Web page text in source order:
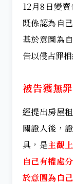
12月8日變
既係認為自
基於意圖為
告以侵占罪相
被告獲無
經提出房屋
關證人後，
具，是主觀
自己有權處
於意圖為自